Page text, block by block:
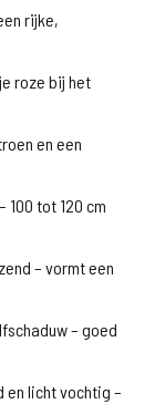
rijke,
roze bij het
en een
100 tot 120 cm
– vormt een
– goed
licht vochtig –